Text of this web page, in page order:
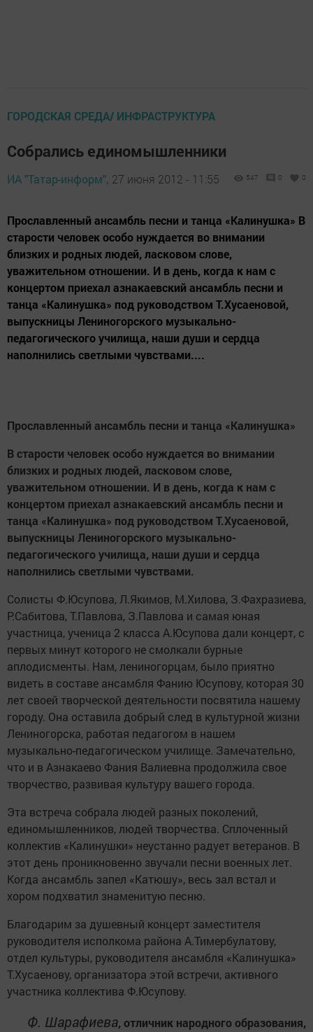
ГОРОДСКАЯ СРЕДА/ ИНФРАСТРУКТУРА
Собрались единомышленники
ИА "Татар-информ", 27 июня 2012 - 11:55 547 0 0
Прославленный ансамбль песни и танца «Калинушка» В
старости человек особо нуждается во внимании
близких и родных людей, ласковом слове,
уважительном отношении. И в день, когда к нам с
концертом приехал азнакаевский ансамбль песни и
танца «Калинушка» под руководством Т.Хусаеновой,
выпускницы Лениногорского музыкально-
педагогического училища, наши души и сердца
наполнились светлыми чувствами....
Прославленный ансамбль песни и танца «Калинушка»
В старости человек особо нуждается во внимании
близких и родных людей, ласковом слове,
уважительном отношении. И в день, когда к нам с
концертом приехал азнакаевский ансамбль песни и
танца «Калинушка» под руководством Т.Хусаеновой,
выпускницы Лениногорского музыкально-
педагогического училища, наши души и сердца
наполнились светлыми чувствами.
Солисты Ф.Юсупова, Л.Якимов, М.Хилова, З.Фахразиева,
Р.Сабитова, Т.Павлова, З.Павлова и самая юная
участница, ученица 2 класса А.Юсупова дали концерт, с
первых минут которого не смолкали бурные
аплодисменты. Нам, лениногорцам, было приятно
видеть в составе ансамбля Фанию Юсупову, которая 30
лет своей творческой деятельности посвятила нашему
городу. Она оставила добрый след в культурной жизни
Лениногорска, работая педагогом в нашем
музыкально-педагогическом училище. Замечательно,
что и в Азнакаево Фания Валиевна продолжила свое
творчество, развивая культуру вашего города.
Эта встреча собрала людей разных поколений,
единомышленников, людей творчества. Сплоченный
коллектив «Калинушки» неустанно радует ветеранов. В
этот день проникновенно звучали песни военных лет.
Когда ансамбль запел «Катюшу», весь зал встал и
хором подхватил знаменитую песню.
Благодарим за душевный концерт заместителя
руководителя исполкома района А.Тимербулатову,
отдел культуры, руководителя ансамбля «Калинушка»
Т.Хусаенову, организатора этой встречи, активного
участника коллектива Ф.Юсупову.
Ф. Шарафиева, отличник народного образования,